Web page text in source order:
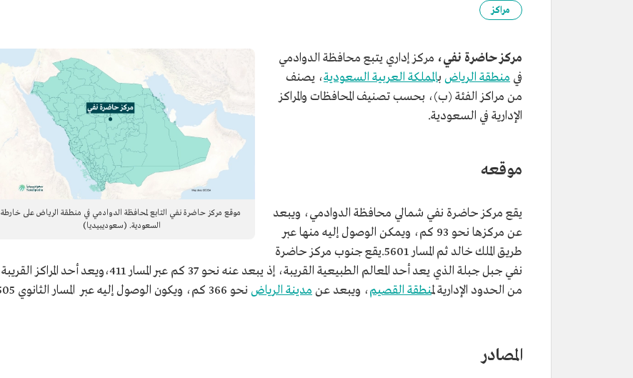
مراكز
موقع مركز حاضرة نفي التابع لمحافظة الدوادمي في منطقة الرياض على خارطة
السعودية. (سعوديبيديا)
مركز حاضرة نفي، مركز إداري يتبع محافظة الدوادمي
في منطقة الرياض بالمملكة العربية السعودية، يصنف
من مراكز الفئة (ب)، بحسب تصنيف المحافظات والمراكز
الإدارية في السعودية.
موقعه
يقع مركز حاضرة نفي شمالي محافظة الدوادمي، ويبعد
عن مركزها نحو 93 كم، ويمكن الوصول إليه منها عبر
طريق الملك خالد ثم المسار 5601.يقع جنوب مركز حاضرة
نفي جبل جبلة الذي يعد أحد المعالم الطبيعية القريبة، إذ يبعد عنه نحو 37 كم عبر المسار 411،ويعد أحد المراكز القريبة
من الحدود الإدارية لمنطقة القصيم، ويبعد عن مدينة الرياض نحو 366 كم، ويكون الوصول إليه عبر المسار الثانوي 505.
المصادر